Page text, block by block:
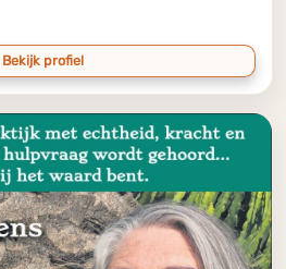
Bekijk profiel